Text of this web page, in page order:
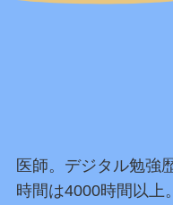
医師。デジタル勉強
時間は4000時間以上